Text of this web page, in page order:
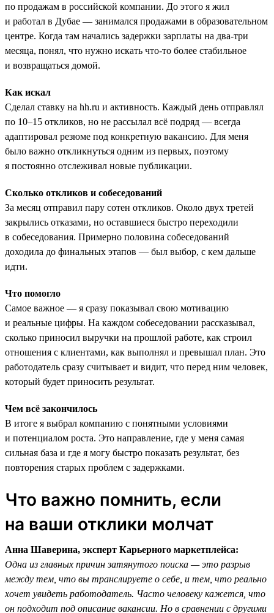
по продажам в российской компании. До этого я жил
и работал в Дубае — занимался продажами в образовательном
центре. Когда там начались задержки зарплаты на два-три
месяца, понял, что нужно искать что-то более стабильное
и возвращаться домой.
Как искал
Сделал ставку на hh.ru и активность. Каждый день отправлял
по 10–15 откликов, но не рассылал всё подряд — всегда
адаптировал резюме под конкретную вакансию. Для меня
было важно откликнуться одним из первых, поэтому
я постоянно отслеживал новые публикации.
Сколько откликов и собеседований
За месяц отправил пару сотен откликов. Около двух третей
закрылись отказами, но оставшиеся быстро переходили
в собеседования. Примерно половина собеседований
доходила до финальных этапов — был выбор, с кем дальше
идти.
Что помогло
Самое важное — я сразу показывал свою мотивацию
и реальные цифры. На каждом собеседовании рассказывал,
сколько приносил выручки на прошлой работе, как строил
отношения с клиентами, как выполнял и превышал план. Это
работодатель сразу считывает и видит, что перед ним человек,
который будет приносить результат.
Чем всё закончилось
В итоге я выбрал компанию с понятными условиями
и потенциалом роста. Это направление, где у меня самая
сильная база и где я могу быстро показать результат, без
повторения старых проблем с задержками.
Что важно помнить, если
на ваши отклики молчат
Анна Шаверина, эксперт Карьерного маркетплейса:
Одна из главных причин затянутого поиска — это разрыв
между тем, что вы транслируете о себе, и тем, что реально
хочет увидеть работодатель. Часто человеку кажется, что
он подходит под описание вакансии. Но в сравнении с другими